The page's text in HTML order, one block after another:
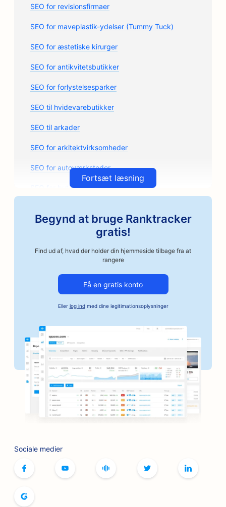
SEO for revisionsfirmaer
SEO for maveplastik-ydelser (Tummy Tuck)
SEO for æstetiske kirurger
SEO for antikvitetsbutikker
SEO for forlystelsesparker
SEO til hvidevarebutikker
SEO til arkader
SEO for arkitektvirksomheder
SEO for autoværksteder
SEO for butikker med bildele
SEO for autoværksteder
SEO for håndværksmæssige kafferisterier
SEO for bilvirksomheder
SEO for bagerier
SEO for barbershops
SEO for banker
SEO for boghandlere
SEO for grillbarer
SEO til brætspilscaféer
SEO for butikker
SEO for brødbagerier
Fortsæt læsning
Begynd at bruge Ranktracker
gratis!
Find ud af, hvad der holder din hjemmeside tilbage fra at
rangere
Få en gratis konto
Eller log indmed dine legitimationsoplysninger
Sociale medier